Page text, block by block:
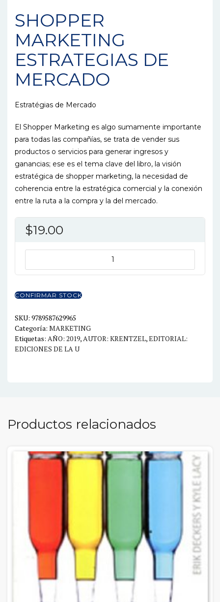
SHOPPER
MARKETING
ESTRATEGIAS DE
MERCADO
Estratégias de Mercado
El Shopper Marketing es algo sumamente importante
para todas las compañías, se trata de vender sus
productos o servicios para generar ingresos y
ganancias; ese es el tema clave del libro, la visión
estratégica de shopper marketing, la necesidad de
coherencia entre la estratégica comercial y la conexión
entre la ruta a la compra y la del mercado.
$19.00
DE
cantidad
CONFIRMAR STOCK
SKU: 9789587629965
Categoría: MARKETING
Etiquetas: AÑO: 2019, AUTOR: KRENTZEL,EDITORIAL:
EDICIONES DE LA U
Productos relacionados